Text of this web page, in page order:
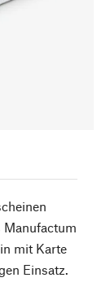
Manufactum
mit Karte
Einsatz.